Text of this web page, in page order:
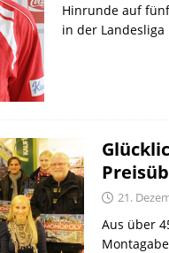
Hinrunde auf
in der Landesliga
21.
Aus über